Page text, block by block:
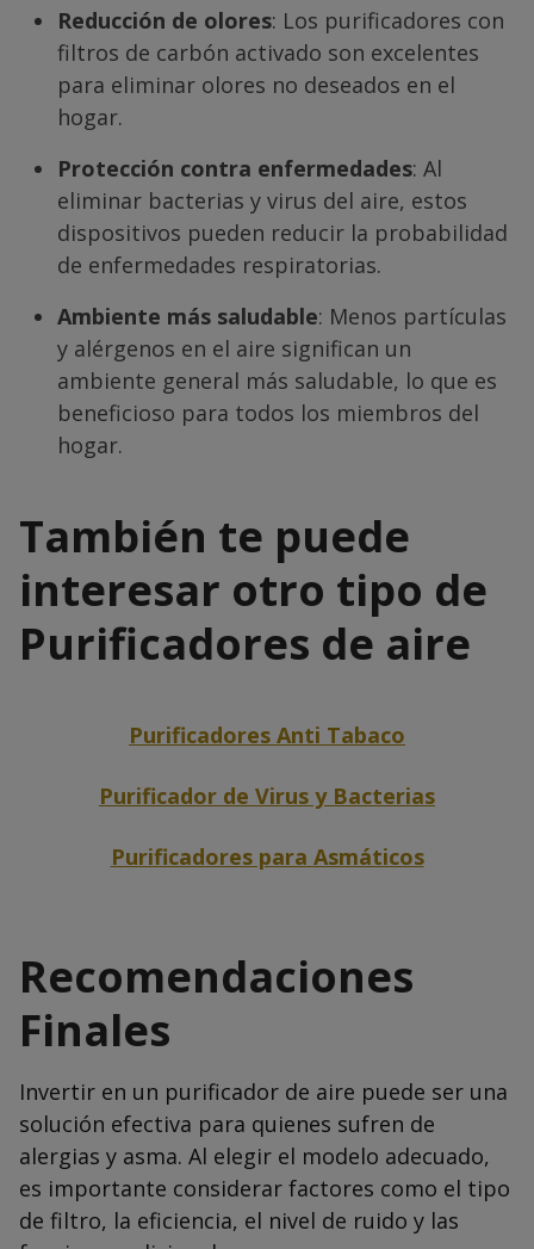
Reducción de olores: Los purificadores con
filtros de carbón activado son excelentes
para eliminar olores no deseados en el
hogar.
Protección contra enfermedades: Al
eliminar bacterias y virus del aire, estos
dispositivos pueden reducir la probabilidad
de enfermedades respiratorias.
Ambiente más saludable: Menos partículas
y alérgenos en el aire significan un
ambiente general más saludable, lo que es
beneficioso para todos los miembros del
hogar.
También te puede
interesar otro tipo de
Purificadores de aire
Purificadores Anti Tabaco
Purificador de Virus y Bacterias
Purificadores para Asmáticos
Recomendaciones
Finales
Invertir en un purificador de aire puede ser una
solución efectiva para quienes sufren de
alergias y asma. Al elegir el modelo adecuado,
es importante considerar factores como el tipo
de filtro, la eficiencia, el nivel de ruido y las